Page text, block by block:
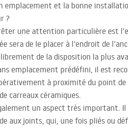
et la bonne
?
une attention particulière est
de le placer à l’endroit de
de la disposition la plus
emplacement prédéfini, il est
à proximité du point
carreaux céramiques.
un aspect très important.
aux joints, qui, une fois pliés ou